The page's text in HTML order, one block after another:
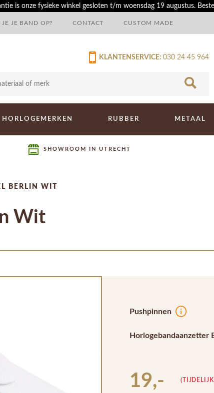
is onze fysieke winkel gesloten t/m woensdag 19 augustus.
JE JE BAND OP? CONTACT CUSTOM MADE
030 24 45 964
KLANTENSERVICE:
HORLOGEMERKEN RUBBER METAAL
SHOWROOM IN UTRECHT
BERLIN WIT
Wit
Pushpinnen
Horlogebandaanzetter
19,-